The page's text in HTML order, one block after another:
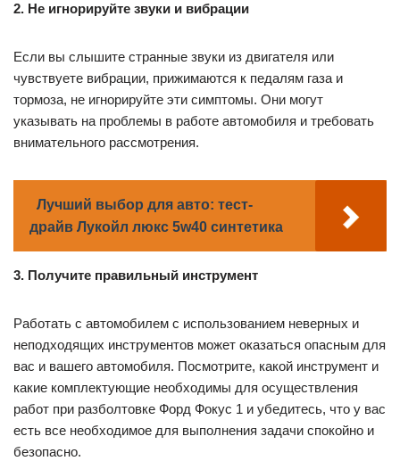
2. Не игнорируйте звуки и вибрации
Если вы слышите странные звуки из двигателя или
чувствуете вибрации, прижимаются к педалям газа и
тормоза, не игнорируйте эти симптомы. Они могут
указывать на проблемы в работе автомобиля и требовать
внимательного рассмотрения.
Лучший выбор для авто: тест-
драйв Лукойл люкс 5w40 синтетика
3. Получите правильный инструмент
Работать с автомобилем с использованием неверных и
неподходящих инструментов может оказаться опасным для
вас и вашего автомобиля. Посмотрите, какой инструмент и
какие комплектующие необходимы для осуществления
работ при разболтовке Форд Фокус 1 и убедитесь, что у вас
есть все необходимое для выполнения задачи спокойно и
безопасно.